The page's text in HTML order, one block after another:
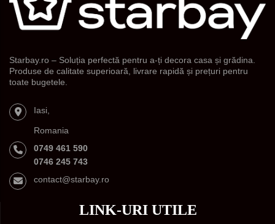
Starbay.ro – Soluția perfectă pentru a-ți decora casa și grădina.
Produse de calitate superioară, livrare rapidă și prețuri pentru
toate bugetele.
Iasi,
Romania
0749 461 590
0746 245 743
contact@starbay.ro
LINK-URI UTILE